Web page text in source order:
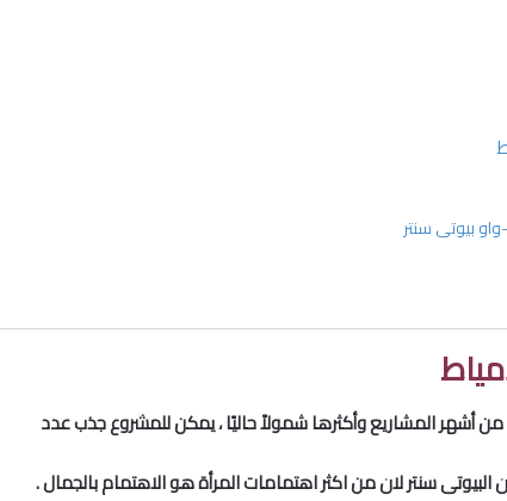
أشهر المشاريع وأكثرها شمولاً حاليًا ، يمكن للمشروع جذب عدد
سنتر لان من اكثر اهتمامات المرأة هو الاهتمام بالجمال .